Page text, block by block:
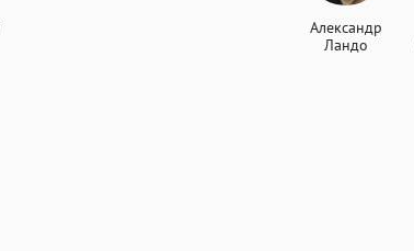
Александр
Ландо